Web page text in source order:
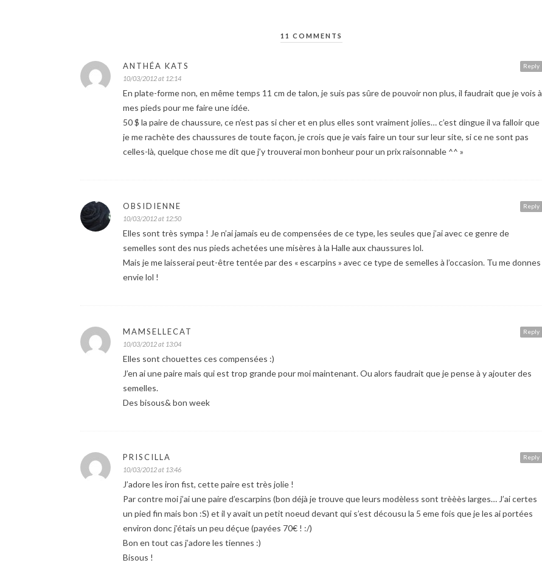
11 COMMENTS
Reply
ANTHÉA KATS
10/03/2012 at 12:14
En plate-forme non, en même temps 11 cm de talon, je suis pas sûre de pouvoir non plus, il faudrait que je vois à
mes pieds pour me faire une idée.
50 $ la paire de chaussure, ce n’est pas si cher et en plus elles sont vraiment jolies… c’est dingue il va falloir que
je me rachète des chaussures de toute façon, je crois que je vais faire un tour sur leur site, si ce ne sont pas
celles-là, quelque chose me dit que j’y trouverai mon bonheur pour un prix raisonnable ^^ »
Reply
OBSIDIENNE
10/03/2012 at 12:50
Elles sont très sympa ! Je n’ai jamais eu de compensées de ce type, les seules que j’ai avec ce genre de
semelles sont des nus pieds achetées une misères à la Halle aux chaussures lol.
Mais je me laisserai peut-être tentée par des « escarpins » avec ce type de semelles à l’occasion. Tu me donnes
envie lol !
Reply
MAMSELLECAT
10/03/2012 at 13:04
Elles sont chouettes ces compensées :)
J’en ai une paire mais qui est trop grande pour moi maintenant. Ou alors faudrait que je pense à y ajouter des
semelles.
Des bisous& bon week
Reply
PRISCILLA
10/03/2012 at 13:46
J’adore les iron fist, cette paire est très jolie !
Par contre moi j’ai une paire d’escarpins (bon déjà je trouve que leurs modèless sont trèèès larges… J’ai certes
un pied fin mais bon :S) et il y avait un petit noeud devant qui s’est décousu la 5 eme fois que je les ai portées
environ donc j’étais un peu déçue (payées 70€ ! :/)
Bon en tout cas j’adore les tiennes :)
Bisous !